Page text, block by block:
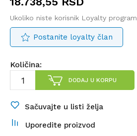
Ukoliko niste korisnik Loyalty
Postanite loyalty član
Količina:
DODAJ U KORPU
Sačuvajte u listi želja
Uporedite proizvod